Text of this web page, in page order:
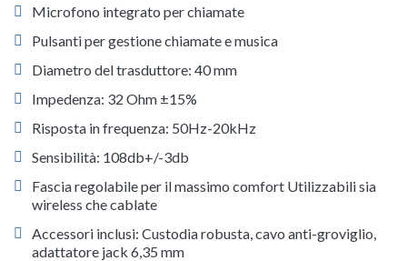
Microfono integrato per chiamate
Pulsanti per gestione chiamate e musica
Diametro del trasduttore: 40 mm
Impedenza: 32 Ohm ±15%
Risposta in frequenza: 50Hz-20kHz
Sensibilità: 108db+/-3db
Fascia regolabile per il massimo comfort Utilizzabili sia
wireless che cablate
Accessori inclusi: Custodia robusta, cavo anti-groviglio,
adattatore jack 6,35 mm